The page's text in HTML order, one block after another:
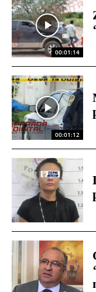
00:01:14
00:01:12